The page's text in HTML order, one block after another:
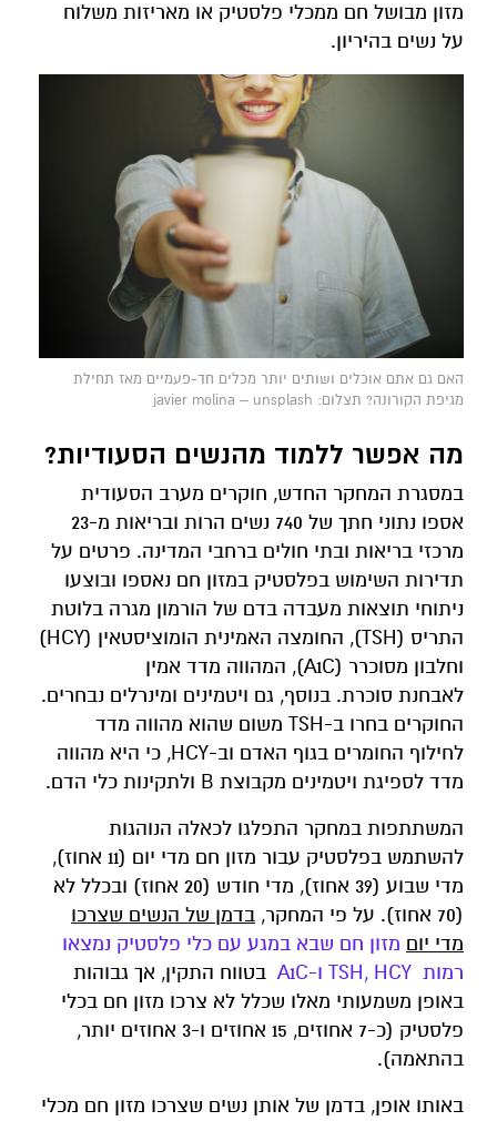
מזון מבושל חם ממכלי פלסטיק או מאריזות משלוח
על נשים בהיריון.
האם גם אתם אוכלים ושותים יותר מכלים חד-פעמיים מאז תחילת
מגיפת הקורונה? תצלום: javier molina – unsplash
מה אפשר ללמוד מהנשים הסעודיות?
במסגרת המחקר החדש, חוקרים מערב הסעודית
אספו נתוני חתך של 740 נשים הרות ובריאות מ-23
מרכזי בריאות ובתי חולים ברחבי המדינה. פרטים על
תדירות השימוש בפלסטיק במזון חם נאספו ובוצעו
ניתוחי תוצאות מעבדה בדם של הורמון מגרה בלוטת
התריס (TSH), החומצה האמינית הומוציסטאין (HCY)
וחלבון מסוכרר (A1C), המהווה מדד אמין
לאבחנת סוכרת. בנוסף, גם ויטמינים ומינרלים נבחרים.
החוקרים בחרו ב-TSH משום שהוא מהווה מדד
לחילוף החומרים בגוף האדם וב-HCY, כי היא מהווה
מדד לספיגת ויטמינים מקבוצת B ולתקינות כלי הדם.
המשתתפות במחקר התפלגו לכאלה הנוהגות
להשתמש בפלסטיק עבור מזון חם מדי יום (11 אחוז),
מדי שבוע (39 אחוז), מדי חודש (20 אחוז) ובכלל לא
(70 אחוז). על פי המחקר,
בדמן של הנשים שצרכו
מדי יום מזון חם שבא במגע עם כלי פלסטיק נמצאו
רמות TSH, HCY ו-A1C
בטווח התקין, אך גבוהות
באופן משמעותי מאלו שכלל לא צרכו מזון חם בכלי
פלסטיק (כ-7 אחוזים, 15 אחוזים ו-3 אחוזים יותר,
בהתאמה).
באותו אופן, בדמן של אותן נשים שצרכו מזון חם מכלי